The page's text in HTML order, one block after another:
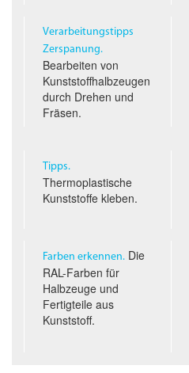
Verarbeitungstipps
Zerspanung.
Bearbeiten von
Kunststoffhalbzeugen
durch Drehen und
Fräsen.
Tipps.
Thermoplastische
Kunststoffe kleben.
Farben erkennen.Die
RAL-Farben für
Halbzeuge und
Fertigteile aus
Kunststoff.